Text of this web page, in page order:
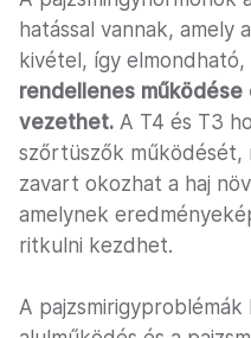
hatással vannak, amely
kivétel, így elmondható,
rendellenes
vezethet. A T4 és T3
szőrtüszők működését,
zavart okozhat a haj
amelynek
ritkulni kezdhet.
A pajzsmirigyproblémák